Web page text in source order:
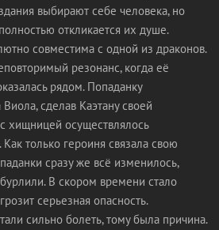
выбирают себе человека, но
откликается их душе.
совместима с одной из драконов.
резонанс, когда её
рядом. Попаданку
сделав Каэтану своей
хищницей осуществлялось
только героиня связала свою
сразу же всё изменилось,
В скором времени стало
серьезная опасность.
сильно болеть, тому была причина.